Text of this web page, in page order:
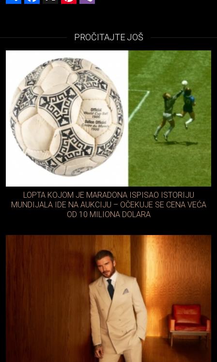
PROČITAJTE JOŠ
LOPTA KOJOM JE MARADONA ISPISAO ISTORIJU
MUNDIJALA IDE NA AUKCIJU – OČEKUJE SE CENA VEĆA
OD 10 MILIONA DOLARA